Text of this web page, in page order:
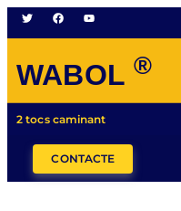
WABOL ®
2 tocs caminant
CONTACTE